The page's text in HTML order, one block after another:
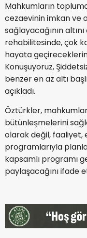
Mahkumların
cezaevinin imkan ve
sağlayacağının
rehabilitesinde, çok
hayata
Konuşuyoruz,
benzer en az altı
açıkladı.
Öztürkler,
bütünleşmelerini
olarak değil, faaliyet,
programlarıyla
kapsamlı programı
paylaşacağını ifade